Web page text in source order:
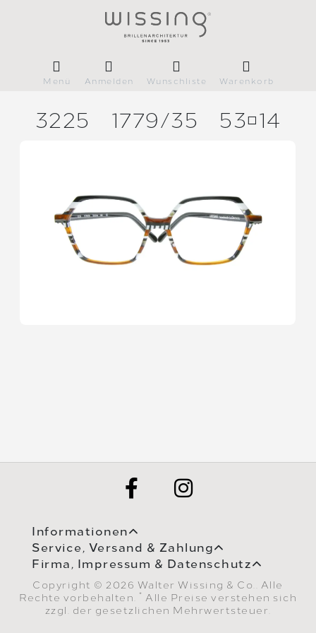
Menü Anmelden Wunschliste Warenkorb
3225 1779/35 5314
Informationen
Service, Versand & Zahlung
Firma, Impressum & Datenschutz
Copyright © 2026 Walter Wissing & Co.. Alle
Rechte vorbehalten.
* Alle Preise verstehen sich
zzgl. der gesetzlichen Mehrwertsteuer.